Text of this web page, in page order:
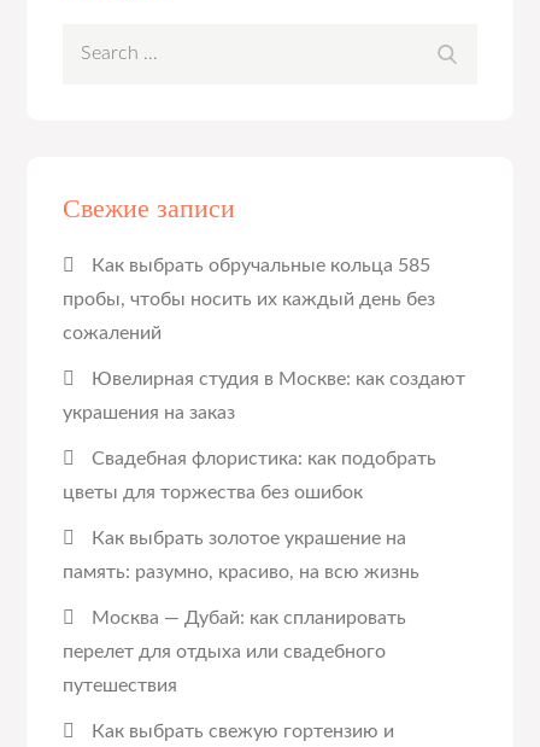
Свежие записи
Как выбрать обручальные кольца 585
пробы, чтобы носить их каждый день без
сожалений
Ювелирная студия в Москве: как создают
украшения на заказ
Свадебная флористика: как подобрать
цветы для торжества без ошибок
Как выбрать золотое украшение на
память: разумно, красиво, на всю жизнь
Москва — Дубай: как спланировать
перелет для отдыха или свадебного
путешествия
Как выбрать свежую гортензию и